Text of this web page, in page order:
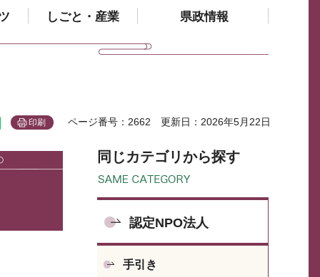
しごと・産業 県政情報
印刷 ページ番号：2662 更新日：2026年5月22日
同じカテゴリから探す
認定NPO法人
手引き